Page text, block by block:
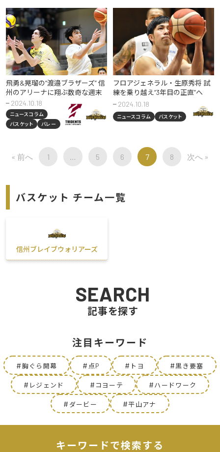
飛勇&晃瑠の“渡邉ブラザーズ” 信
州のアリーナに翔ぶ数奇な週末
2024.10.18
ニュースコラム
バスケット
バレー
フロアジェネラル・生原秀将 試
練を乗り越え“3年目の正直”へ
2024.10.18
ニュースコラム バスケット
« 前へ 1 5 6 7 8 次へ »
バスケット チーム一覧
信州ブレイブウォリアーズ
記事を探す
SEARCH
注目キーワード
#胸ぐら開幕 #点P # トヨ #黒き要塞
# レジェンド #コヨーテ #ハードワーク
#ダービー #平山アナ
キーワードで検索する